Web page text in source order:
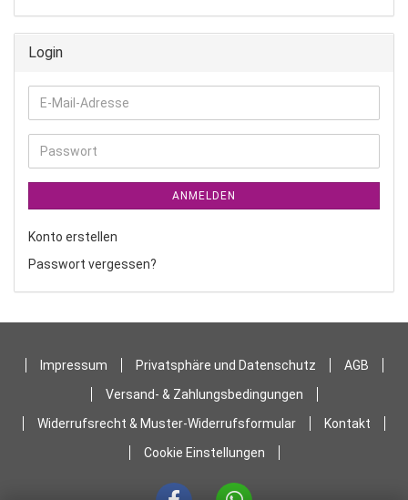
Login
E-
Mail-
Adresse
Passwort
ANMELDEN
Konto erstellen
Passwort vergessen?
Impressum Privatsphäre und Datenschutz
AGB
Versand- & Zahlungsbedingungen
Widerrufsrecht & Muster-Widerrufsformular
Kontakt
Cookie Einstellungen